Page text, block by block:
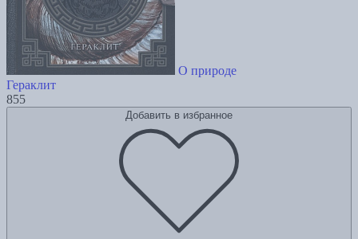
О природе
Гераклит
855
Добавить в избранное